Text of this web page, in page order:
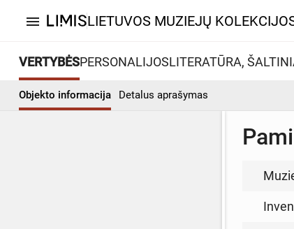
menu LIETUVOS MUZIEJŲ
VERTYBĖSPERSONALIJOSLITERATŪRA,
Objekto informacija Detalus aprašymas